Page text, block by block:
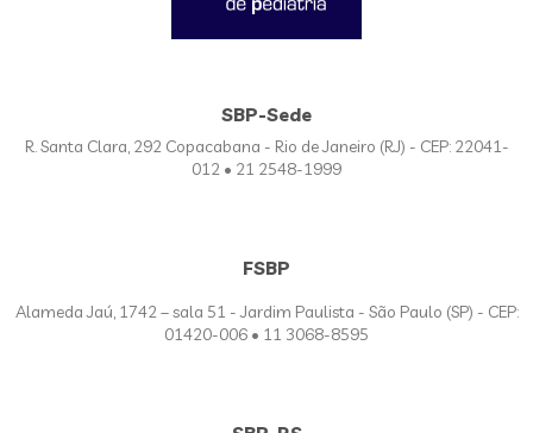
SBP-Sede
R. Santa Clara, 292 Copacabana - Rio de Janeiro (RJ) - CEP: 22041-
012 • 21 2548-1999
FSBP
Alameda Jaú, 1742 – sala 51 - Jardim Paulista - São Paulo (SP) - CEP:
01420-006 • 11 3068-8595